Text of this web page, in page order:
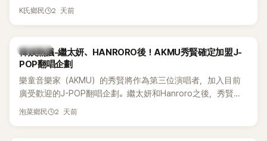
創Rap及成員親自參與創作為特色，MV也融入美式街頭、塗
為第五代女團中極具辨識度的新生代代表之一。
K氏鄉民 2 天前
熱議討論
韓娛熱議-繼太妍、HANRORO後！AKMU秀賢確定加盟J-
POP翻唱企劃
樂童音樂家（AKMU）的秀賢將作為第三位演唱者，加入目前
廣受歡迎的J-POP翻唱企劃。繼太妍和Hanroro之後，秀賢已
獲選為第三首翻唱歌曲的主唱，並於近期完成錄音。
泡菜鄉民 2 天前